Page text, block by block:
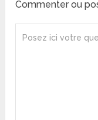
Commenter ou